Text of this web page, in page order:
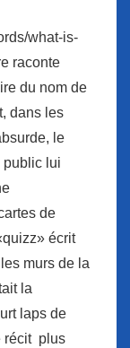
what-is-
raconte
du nom de
dans les
le
public lui
de
écrit
murs de la
la
laps de
récit plus